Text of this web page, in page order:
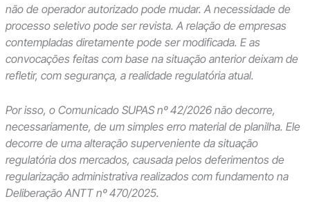
não de operador autorizado pode mudar. A necessidade de
processo seletivo pode ser revista. A relação de empresas
contempladas diretamente pode ser modificada. E as
convocações feitas com base na situação anterior deixam de
refletir, com segurança, a realidade regulatória atual.
Por isso, o Comunicado SUPAS nº 42/2026 não decorre,
necessariamente, de um simples erro material de planilha. Ele
decorre de uma alteração superveniente da situação
regulatória dos mercados, causada pelos deferimentos de
regularização administrativa realizados com fundamento na
Deliberação ANTT nº 470/2025.